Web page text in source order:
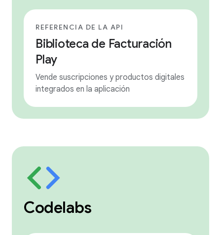
REFERENCIA DE LA API
Biblioteca de Facturación
Play
Vende suscripciones y productos digitales
integrados en la aplicación
Codelabs